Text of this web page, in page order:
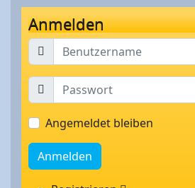
Anmelden
Angemeldet bleiben
Anmelden